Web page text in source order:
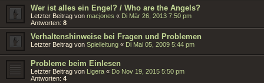
Wer ist alles ein Engel? / Who are the Angels?
Letzter Beitrag von macjones « Di Mär 26, 2013 7:50 pm
Antworten: 8
Verhaltenshinweise bei Fragen und Problemen
Letzter Beitrag von Spielleitung « Di Mai 05, 2009 5:44 pm
Probleme beim Einlesen
Letzter Beitrag von Ligera « Do Nov 19, 2015 5:50 pm
Antworten: 4